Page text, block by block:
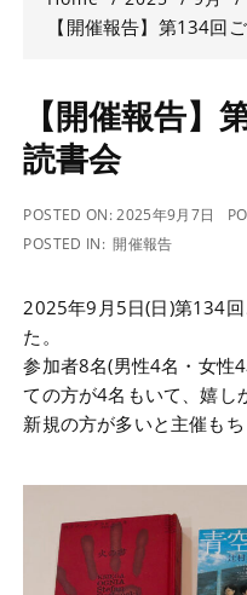
【開催報告】第134回
【開催報告】
読書会
POSTED ON:2025年9月7日
POSTED IN: 開催報告
2025年9月5日(日)第134
た。
参加者8名(男性4名・女性
ての方が4名もいて、嬉し
新規の方が多いと主催も